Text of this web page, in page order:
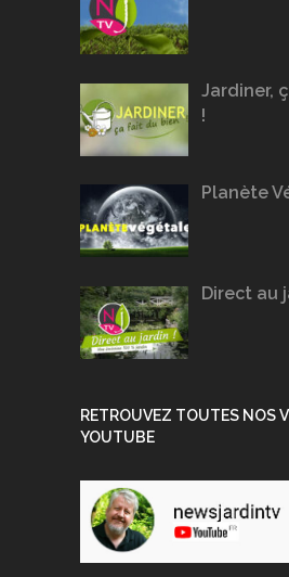
Jardiner,
!
Planète
Direct au
RETROUVEZ TOUTES NOS
YOUTUBE